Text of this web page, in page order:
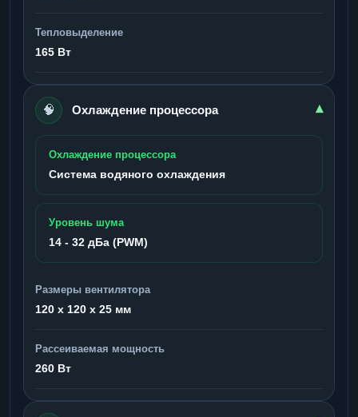
Тепловыделение
165 Вт
🧠 Охлаждение процессора ▾
Охлаждение процессора
Система водяного охлаждения
Уровень шума
14 - 32 дБа (PWM)
Размеры вентилятора
120 x 120 x 25 мм
Рассеиваемая мощность
260 Вт